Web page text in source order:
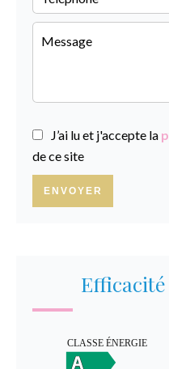
J’ai lu et j'accepte la
de ce site
ENVOYER